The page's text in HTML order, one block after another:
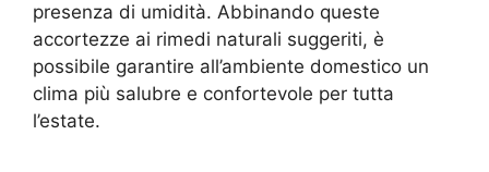
presenza di umidità. Abbinando queste
accortezze ai rimedi naturali suggeriti, è
possibile garantire all’ambiente domestico un
clima più salubre e confortevole per tutta
l’estate.